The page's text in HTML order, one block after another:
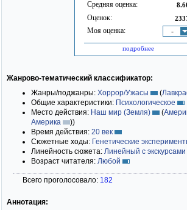
Средняя оценка:
Оценок:
Моя оценка: -
подробнее
Жанрово-тематический классификатор:
Жанры/поджанры: Хоррор/Ужасы (
Общие характеристики: Психологическое
Место действия: Наш мир (Земля) (
Америка
))
Время действия: 20 век
Сюжетные ходы: Генетические
Линейность сюжета: Линейный с экскурсами
Возраст читателя: Любой
Всего проголосовало: 182
Аннотация: